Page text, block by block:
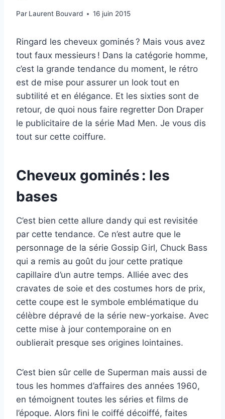
Par Laurent Bouvard 16 juin 2015
Ringard les cheveux gominés ? Mais vous avez
tout faux messieurs ! Dans la catégorie homme,
c’est la grande tendance du moment, le rétro
est de mise pour assurer un look tout en
subtilité et en élégance. Et les sixties sont de
retour, de quoi nous faire regretter Don Draper
le publicitaire de la série Mad Men. Je vous dis
tout sur cette coiffure.
Cheveux gominés : les
bases
C’est bien cette allure dandy qui est revisitée
par cette tendance. Ce n’est autre que le
personnage de la série Gossip Girl, Chuck Bass
qui a remis au goût du jour cette pratique
capillaire d’un autre temps. Alliée avec des
cravates de soie et des costumes hors de prix,
cette coupe est le symbole emblématique du
célèbre dépravé de la série new-yorkaise. Avec
cette mise à jour contemporaine on en
oublierait presque ses origines lointaines.
C’est bien sûr celle de Superman mais aussi de
tous les hommes d’affaires des années 1960,
en témoignent toutes les séries et films de
l’époque. Alors fini le coiffé décoiffé, faites